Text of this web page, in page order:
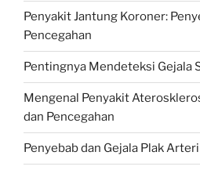
Penyakit Jantung Koroner:
Pencegahan
Pentingnya Mendeteksi Gejala
Mengenal Penyakit
dan Pencegahan
Penyebab dan Gejala Plak